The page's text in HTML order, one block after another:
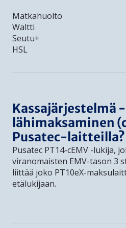
Matkahuolto
Waltti
Seutu+
HSL
Kassajärjestelmä
lähimaksaminen
Pusatec-laitteilla?
Pusatec PT14-cEMV -lukija,
viranomaisten EMV-tason 3
liittää joko PT10eX-
etälukijaan.